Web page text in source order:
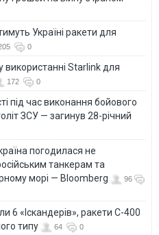
Україні ракети для
0
використанні Starlink для
172 0
під час виконання бойового
ЗСУ — загинув 28-річний
погодилася не
танкерам та
морі — Bloomberg
96
6 «Іскандерів», ракети С-400
типу
64 0